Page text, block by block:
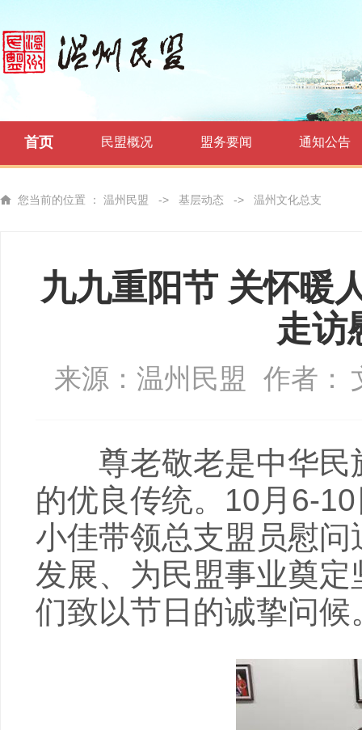
首页 民盟概况 盟务要闻 通知公告
您当前的位置 ： 温州民盟 -> 基层动态 -> 温州文化总支
九九重阳节 关怀
走访
来源：温州民盟 作者：
尊老敬老是中华民
的优良传统。10月6-
小佳带领总支盟员慰
发展、为民盟事业奠
们致以节日的诚挚问候